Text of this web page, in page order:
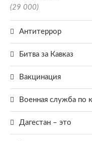
(29 000)
Антитеррор
Битва за Кавказ
Вакцинация
Военная служба по
Дагестан – это